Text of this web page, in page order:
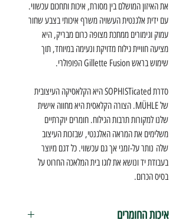
את האיזון המושלם בין מסורת, איכות ותחכום עכשווי.
עם ידית אלגנטית העשויה משרף איכותי בצבע שחור
עמוק וגימורים ממתכת מצופה כרום מבריק, היא
מציעה חוויית גילוח מדויקת ונעימה במיוחד, תוך
שימוש בראש Gillette Fusion הפופולרי.
סדרת SOPHISTicated היא הקלאסיקה העיצובית
של MÜHLE. הצורה הקלאסית היא מחווה אישית
שלנו למקורות תרבות הגילוח. חומרים יוקרתיים
משלימים את המראה האלגנטי, שבזכות העיצוב
שלה נותר על-זמני אך גם עכשווי. כל דגם מיוצר
בעבודת יד ונושא את לוגו בית המלאכה החרוט על
בסיס הכרום.
איכות החומרים